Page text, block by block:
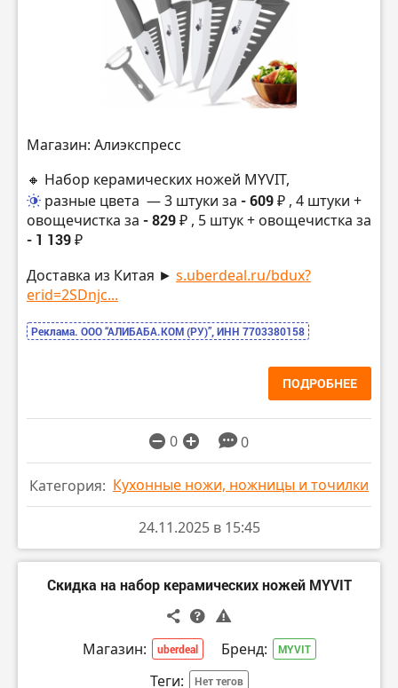
Магазин: Алиэкспресс
🔸 Набор керамических ножей MYVIT,
разные цвета — 3 штуки за - 609 ₽ , 4 штуки +
овощечистка за - 829 ₽ , 5 штук + овощечистка за
- 1 139 ₽
Доставка из Китая ► s.uberdeal.ru/bdux?
erid=2SDnjc...
Реклама. ООО “АЛИБАБА.КОМ (РУ)”, ИНН 7703380158
ПОДРОБНЕЕ
0 0
Категория: Кухонные ножи, ножницы и точилки
24.11.2025 в 15:45
Скидка на набор керамических ножей MYVIT
Магазин: uberdeal Бренд: MYVIT
Теги: Нет тегов